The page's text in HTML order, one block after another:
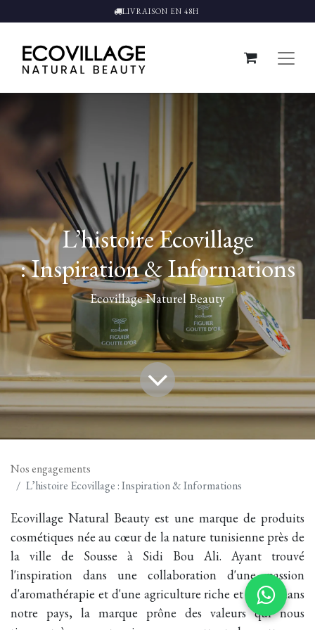
LIVRAISON EN 48H
L’histoire Ecovillage
: Inspiration & Informations
Ecovillage Naturel Beauty
Nos engagements
L’histoire Ecovillage : Inspiration & Informations
Ecovillage Natural Beauty est une marque de produits
cosmétiques née au cœur de la nature tunisienne près de
la ville de Sousse à Sidi Bou Ali. Ayant trouvé
l'inspiration dans une collaboration d'une passion
d'aromathérapie et d'une agriculture riche et variée dans
notre pays, la marque prône des valeurs qui nous